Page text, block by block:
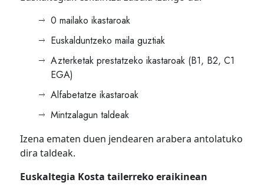
0 mailako ikastaroak
Euskalduntzeko maila guztiak
Azterketak prestatzeko ikastaroak (B1, B2, C1
EGA)
Alfabetatze ikastaroak
Mintzalagun taldeak
Izena ematen duen jendearen arabera antolatuko
dira taldeak.
Euskaltegia Kosta tailerreko eraikinean